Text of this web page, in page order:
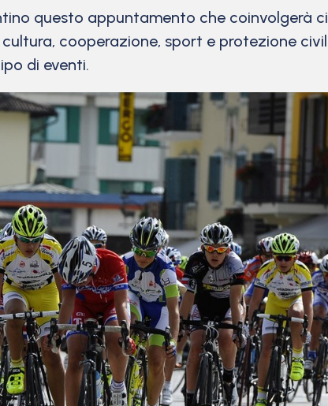
questo appuntamento che coinvolgerà
cooperazione, sport e protezione
di eventi.